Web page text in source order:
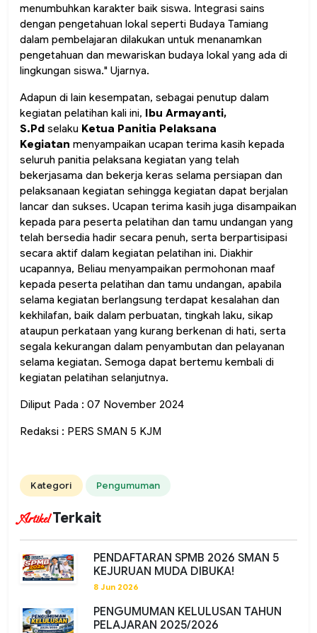
menumbuhkan karakter baik siswa. Integrasi sains
dengan pengetahuan lokal seperti Budaya Tamiang
dalam pembelajaran dilakukan untuk menanamkan
pengetahuan dan mewariskan budaya lokal yang ada di
lingkungan siswa." Ujarnya.
Adapun di lain kesempatan, sebagai penutup dalam
kegiatan pelatihan kali ini, Ibu Armayanti,
S.Pd selaku Ketua Panitia Pelaksana
Kegiatan menyampaikan ucapan terima kasih kepada
seluruh panitia pelaksana kegiatan yang telah
bekerjasama dan bekerja keras selama persiapan dan
pelaksanaan kegiatan sehingga kegiatan dapat berjalan
lancar dan sukses. Ucapan terima kasih juga disampaikan
kepada para peserta pelatihan dan tamu undangan yang
telah bersedia hadir secara penuh, serta berpartisipasi
secara aktif dalam kegiatan pelatihan ini. Diakhir
ucapannya, Beliau menyampaikan permohonan maaf
kepada peserta pelatihan dan tamu undangan, apabila
selama kegiatan berlangsung terdapat kesalahan dan
kekhilafan, baik dalam perbuatan, tingkah laku, sikap
ataupun perkataan yang kurang berkenan di hati, serta
segala kekurangan dalam penyambutan dan pelayanan
selama kegiatan. Semoga dapat bertemu kembali di
kegiatan pelatihan selanjutnya.
Diliput Pada : 07 November 2024
Redaksi : PERS SMAN 5 KJM
Kategori Pengumuman
ArtikelTerkait
PENDAFTARAN SPMB 2026 SMAN 5
KEJURUAN MUDA DIBUKA!
8 Jun 2026
PENGUMUMAN KELULUSAN TAHUN
PELAJARAN 2025/2026